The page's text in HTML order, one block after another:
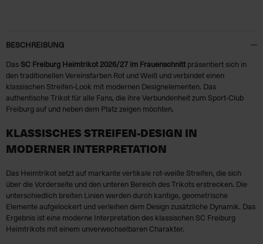
BESCHREIBUNG
Das SC Freiburg Heimtrikot 2026/27 im Frauenschnitt präsentiert sich in
den traditionellen Vereinsfarben Rot und Weiß und verbindet einen
klassischen Streifen-Look mit modernen Designelementen. Das
authentische Trikot für alle Fans, die ihre Verbundenheit zum Sport-Club
Freiburg auf und neben dem Platz zeigen möchten.
KLASSISCHES STREIFEN-DESIGN IN
MODERNER INTERPRETATION
Das Heimtrikot setzt auf markante vertikale rot-weiße Streifen, die sich
über die Vorderseite und den unteren Bereich des Trikots erstrecken. Die
unterschiedlich breiten Linien werden durch kantige, geometrische
Elemente aufgelockert und verleihen dem Design zusätzliche Dynamik. Das
Ergebnis ist eine moderne Interpretation des klassischen SC Freiburg
Heimtrikots mit einem unverwechselbaren Charakter.